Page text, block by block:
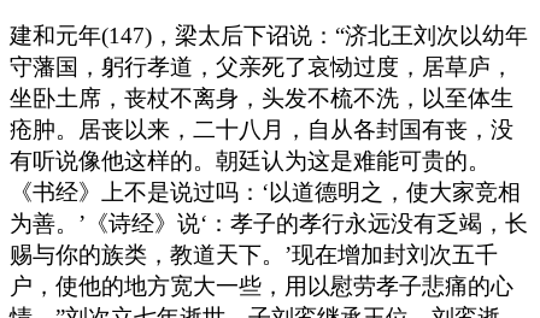
建和元年(147)，梁太后下诏说：“济北王刘次以幼年
守藩国，躬行孝道，父亲死了哀恸过度，居草庐，
坐卧土席，丧杖不离身，头发不梳不洗，以至体生
疮肿。居丧以来，二十八月，自从各封国有丧，没
有听说像他这样的。朝廷认为这是难能可贵的。
《书经》上不是说过吗：‘以道德明之，使大家竞相
为善。’《诗经》说‘：孝子的孝行永远没有乏竭，长
赐与你的族类，教道天下。’现在增加封刘次五千
户，使他的地方宽大一些，用以慰劳孝子悲痛的心